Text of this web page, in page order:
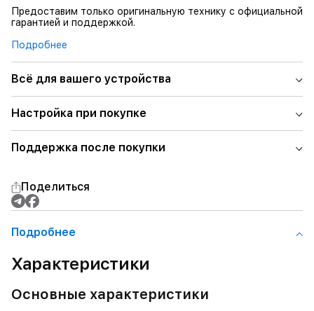
Предоставим только оригинальную технику с официальной
гарантией и поддержкой.
Подробнее
Всё для вашего устройства
Настройка при покупке
Поддержка после покупки
Поделиться
Подробнее
Характеристики
Основные характеристики